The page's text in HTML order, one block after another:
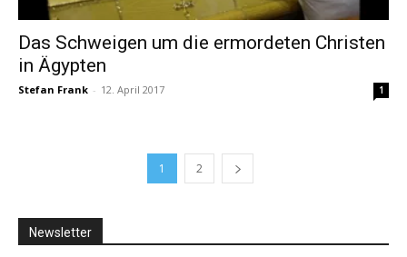
Das Schweigen um die ermordeten Christen
in Ägypten
Stefan Frank - 12. April 2017 1
1 2
Newsletter